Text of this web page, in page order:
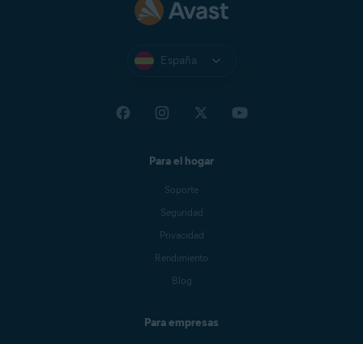
España
Para el hogar
Soporte
Seguridad
Privacidad
Rendimiento
Blog
Para empresas